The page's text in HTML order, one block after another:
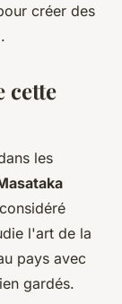
créer des
.
cette
les
l'art de la
pays avec
gardés.